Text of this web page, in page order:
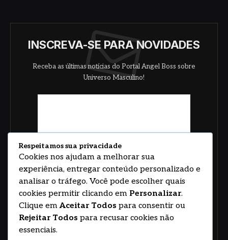
INSCREVA-SE PARA NOVIDADES
Receba as últimas notícias do Portal Angel Boss sobre
Universo Masculino!
Respeitamos sua privacidade
Cookies nos ajudam a melhorar sua
experiência, entregar conteúdo personalizado e
analisar o tráfego. Você pode escolher quais
cookies permitir clicando em Personalizar.
Clique em Aceitar Todos para consentir ou
Rejeitar Todos para recusar cookies não
essenciais.